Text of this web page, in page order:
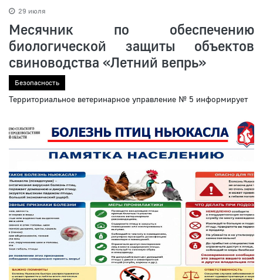
29 июля
Месячник по обеспечению
биологической защиты объектов
свиноводства «Летний вепрь»
Безопасность
Территориальное ветеринарное управление № 5 информирует